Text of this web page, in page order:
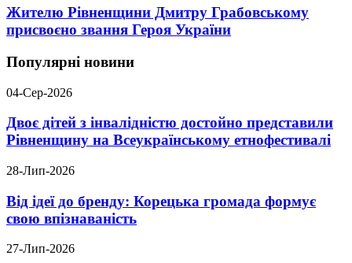
Жителю Рівненщини Дмитру Грабовському
присвоєно звання Героя України
Популярні новини
04-Сер-2026
Двоє дітей з інвалідністю достойно представили
Рівненщину на Всеукраїнському етнофестивалі
28-Лип-2026
Від ідеї до бренду: Корецька громада формує
свою впізнаваність
27-Лип-2026